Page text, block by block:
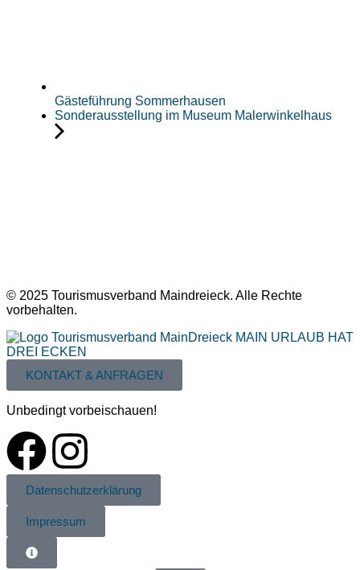
Gästeführung Sommerhausen
Sonderausstellung im Museum Malerwinkelhaus
© 2025 Tourismusverband Maindreieck. Alle Rechte
vorbehalten.
KONTAKT & ANFRAGEN
Unbedingt vorbeischauen!
Datenschutzerklärung
Impressum